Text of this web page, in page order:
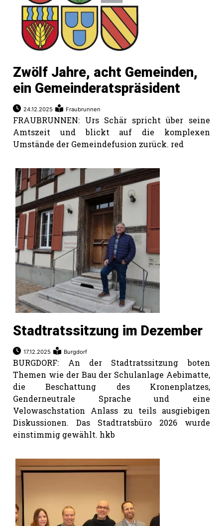
Zwölf Jahre, acht Gemeinden,
ein Gemeinderatspräsident
24.12.2025 Fraubrunnen
FRAUBRUNNEN: Urs Schär spricht über seine
Amtszeit und blickt auf die komplexen
Umstände der Gemeindefusion zurück. red
Stadtratssitzung im Dezember
17.12.2025 Burgdorf
BURGDORF: An der Stadtratssitzung boten
Themen wie der Bau der Schulanlage Aebimatte,
die Beschattung des Kronenplatzes,
Genderneutrale Sprache und eine
Velowaschstation Anlass zu teils ausgiebigen
Diskussionen. Das Stadtratsbüro 2026 wurde
einstimmig gewählt. hkb